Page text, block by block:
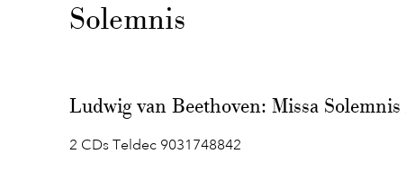
Solemnis
Ludwig van Beethoven: Missa
2 CDs Teldec 9031748842